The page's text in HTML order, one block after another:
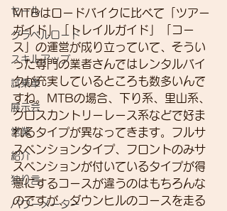
セール
グラベルロード
スキルアップ
試乗車
展示会
営業
紹介
独り言
パワーメーター
MTBはロードバイクに比べて「ツアー
ガイド」「トレイルガイド」「コー
ス」の運営が成り立っていて、そうい
った専門の業者さんではレンタルバイ
クが充実しているところも数多いんで
すね。MTBの場合、下り系、里山系、
クロスカントリーレース系などで好ま
れるタイプが異なってきます。フルサ
スペンションタイプ、フロントのみサ
スペンションが付いているタイプが得
意にするコースが違うのはもちろんな
のですが、ダウンヒルのコースを走る